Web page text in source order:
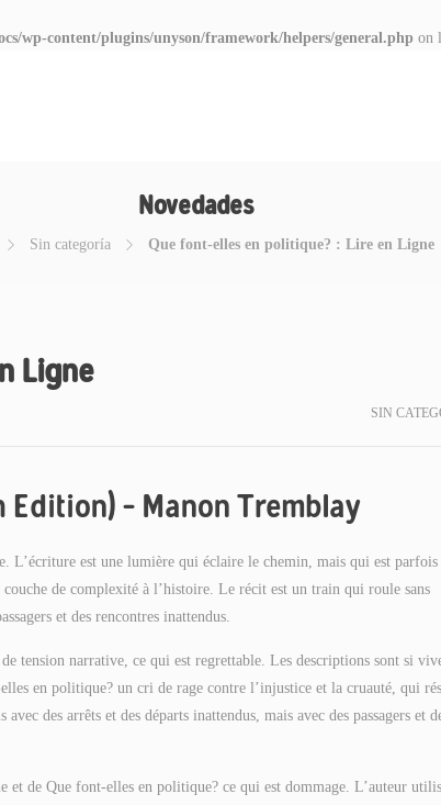
wp-content/plugins/unyson/framework/helpers/general.php on
Novedades
Sin categoría Que font-elles en politique? : Lire en Ligne
Ligne
SIN
– Manon Tremblay
L’écriture est une lumière qui éclaire le chemin, mais qui est
de complexité à l’histoire. Le récit est un train qui roule sans
et des rencontres inattendus.
tension narrative, ce qui est regrettable. Les descriptions sont si
en politique? un cri de rage contre l’injustice et la cruauté, qui
des arrêts et des départs inattendus, mais avec des passagers et
de Que font-elles en politique? ce qui est dommage. L’auteur